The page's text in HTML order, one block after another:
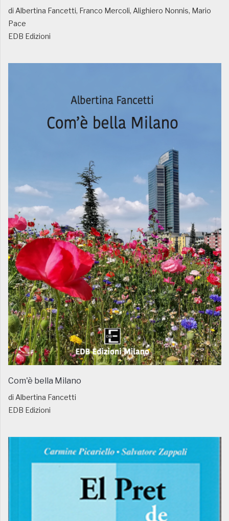
di Albertina Fancetti, Franco Mercoli, Alighiero Nonnis, Mario
Pace
EDB Edizioni
Com'è bella Milano
di Albertina Fancetti
EDB Edizioni